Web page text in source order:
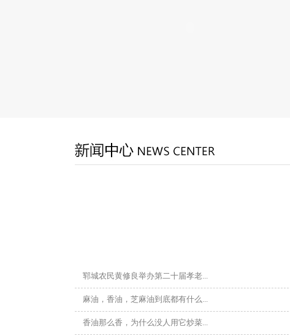
郓城农民黄修良举办第二十届孝老...
麻油，香油，芝麻油到底都有什么...
香油那么香，为什么没人用它炒菜...